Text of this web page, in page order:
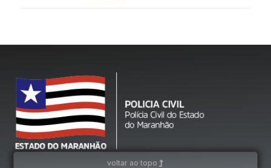
voltar ao topo